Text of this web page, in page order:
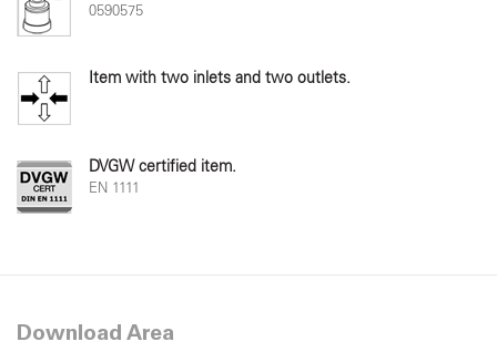
0590575
Item with two inlets and two outlets.
DVGW certified item.
EN 1111
Download Area